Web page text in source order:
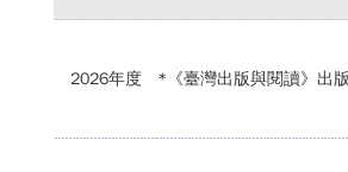
2026年度 *《臺灣出版與閱讀》出